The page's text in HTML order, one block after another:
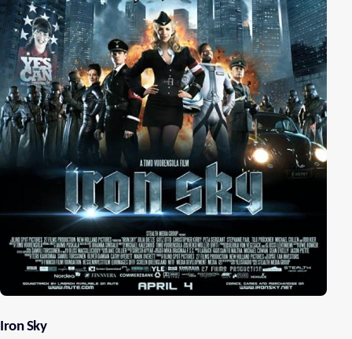
Iron Sky